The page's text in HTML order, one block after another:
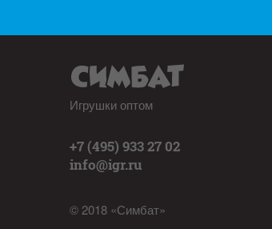
Игрушки оптом
+7 (495) 933 27 02
info@igr.ru
© 2018 «Симбат»